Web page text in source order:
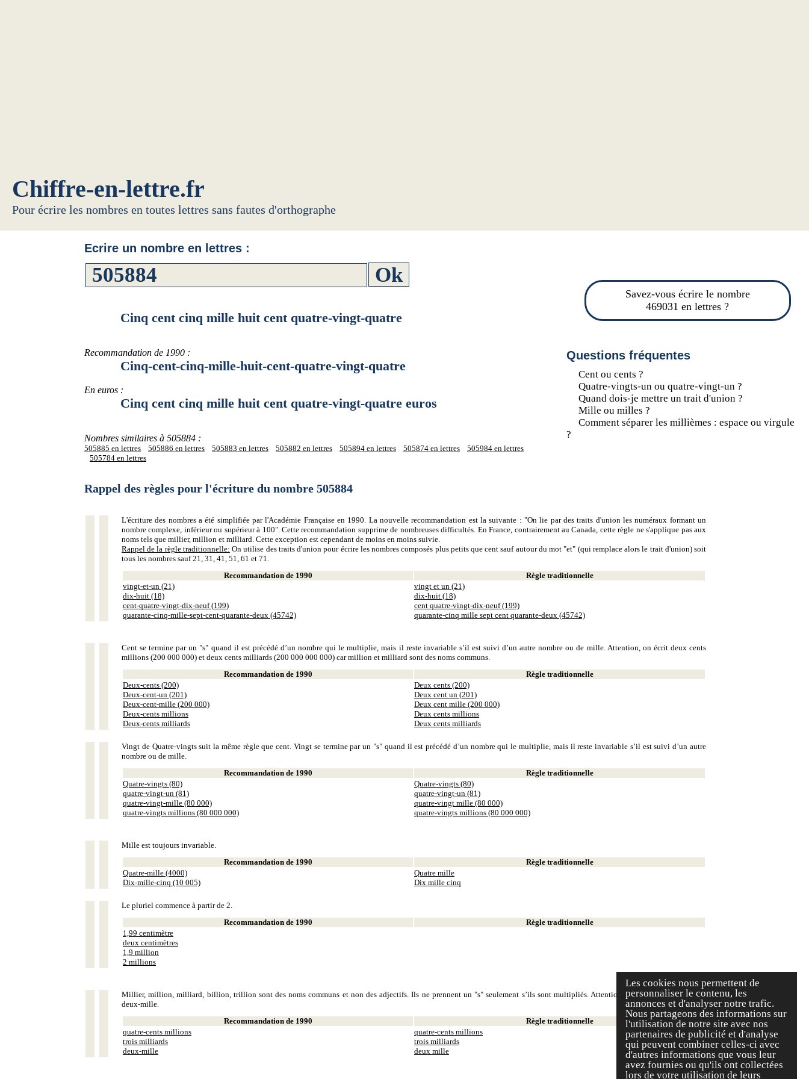
Les cookies nous permettent de
personnaliser le contenu, les
annonces et d'analyser notre trafic.
Nous partageons des informations sur
l'utilisation de notre site avec nos
partenaires de publicité et d'analyse
qui peuvent combiner celles-ci avec
d'autres informations que vous leur
avez fournies ou qu'ils ont collectées
lors de votre utilisation de leurs
Chiffre-en-lettre.fr
Pour écrire les nombres en toutes lettres sans fautes d'orthographe
Savez-vous écrire le nombre
469031 en lettres ?
Questions fréquentes
Cent ou cents ?
Quatre-vingts-un ou quatre-vingt-un ?
Quand dois-je mettre un trait d'union ?
Mille ou milles ?
Comment séparer les millièmes : espace ou virgule
?
Ecrire un nombre en lettres :
Cinq cent cinq mille huit cent quatre-vingt-quatre
Recommandation de 1990 :
Cinq-cent-cinq-mille-huit-cent-quatre-vingt-quatre
En euros :
Cinq cent cinq mille huit cent quatre-vingt-quatre euros
Nombres similaires à 505884 :
505885 en lettres 505886 en lettres 505883 en lettres 505882 en lettres 505894 en lettres 505874 en lettres
505984 en lettres
505784 en lettres
Rappel des règles pour l'écriture du nombre 505884
L'écriture des nombres a été simplifiée par l'Académie Française en 1990. La nouvelle recommandation est la suivante : "On lie par des traits d'union les numéraux formant un
nombre complexe, inférieur ou supérieur à 100". Cette recommandation supprime de nombreuses difficultés. En France, contrairement au Canada, cette règle ne s'applique pas aux
noms tels que millier, million et milliard. Cette exception est cependant de moins en moins suivie.
Rappel de la règle traditionnelle: On utilise des traits d'union pour écrire les nombres composés plus petits que cent sauf autour du mot "et" (qui remplace alors le trait d'union) soit
tous les nombres sauf 21, 31, 41, 51, 61 et 71.
Recommandation de 1990
Règle traditionnelle
vingt-et-un (21)
dix-huit (18)
cent-quatre-vingt-dix-neuf (199)
quarante-cinq-mille-sept-cent-quarante-deux (45742)
vingt et un (21)
dix-huit (18)
cent quatre-vingt-dix-neuf (199)
quarante-cinq mille sept cent quarante-deux (45742)
Cent se termine par un "s" quand il est précédé d’un nombre qui le multiplie, mais il reste invariable s’il est suivi d’un autre nombre ou de mille. Attention, on écrit deux cents
millions (200 000 000) et deux cents milliards (200 000 000 000) car million et milliard sont des noms communs.
Recommandation de 1990
Règle traditionnelle
Deux-cents (200)
Deux-cent-un (201)
Deux-cent-mille (200 000)
Deux-cents millions
Deux-cents milliards
Deux cents (200)
Deux cent un (201)
Deux cent mille (200 000)
Deux cents millions
Deux cents milliards
Vingt de Quatre-vingts suit la même règle que cent. Vingt se termine par un "s" quand il est précédé d’un nombre qui le multiplie, mais il reste invariable s’il est suivi d’un autre
nombre ou de mille.
Recommandation de 1990
Règle traditionnelle
Quatre-vingts (80)
quatre-vingt-un (81)
quatre-vingt-mille (80 000)
quatre-vingts millions (80 000 000)
Quatre-vingts (80)
quatre-vingt-un (81)
quatre-vingt mille (80 000)
quatre-vingts millions (80 000 000)
Mille est toujours invariable.
Recommandation de 1990
Règle traditionnelle
Quatre-mille (4000)
Dix-mille-cinq (10 005)
Quatre mille
Dix mille cinq
Le pluriel commence à partir de 2.
Recommandation de 1990
Règle traditionnelle
1,99 centimètre
deux centimètres
1,9 million
2 millions
Millier, million, milliard, billion, trillion sont des noms communs et non des adjectifs. Ils ne prennent un "s" seulement s’ils sont multipliés. Attention, on écrit deux milliers et
deux-mille.
Recommandation de 1990
Règle traditionnelle
quatre-cents millions
trois milliards
deux-mille
quatre-cents millions
trois milliards
deux mille